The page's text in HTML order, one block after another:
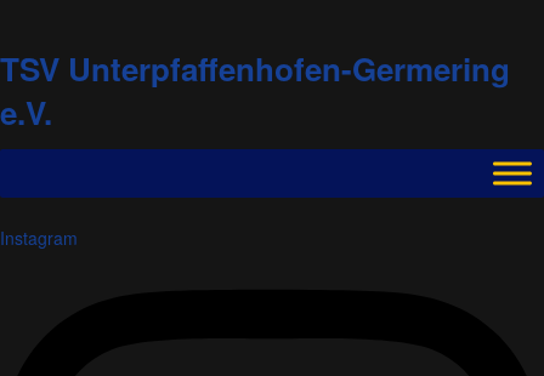
TSV Unterpfaffenhofen-Germering
e.V.
Instagram